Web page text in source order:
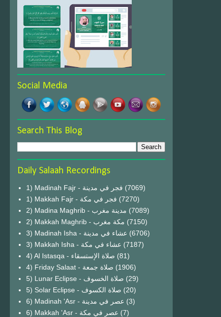
Social Media
Search This Blog
Daily Salaah Recordings
1) Madinah Fajr - فجر في مدينة (7069)
1) Makkah Fajr - فجر في مكة (7270)
2) Madina Maghrib - مدينة مغرب (7089)
2) Makkah Maghrib - مكة مغرب (7150)
3) Madinah Isha - عشاء في مدينة (6706)
3) Makkah Isha - عشاء في مكة (7187)
4) Al Istasqa - صلاة الإستسقاء (81)
4) Friday Salaat - صلاة جمعة (1906)
5) Lunar Eclipse - صلاة الخسوف (29)
(20)
6) Madinah 'Asr - عصر في مدينة (3)
6) Makkah 'Asr - عصر في مكة (7)